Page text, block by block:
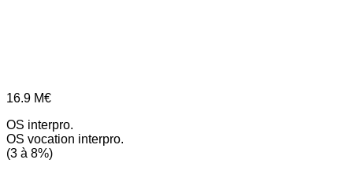
16.9 M€
OS interpro.
OS vocation interpro.
(3 à 8%)